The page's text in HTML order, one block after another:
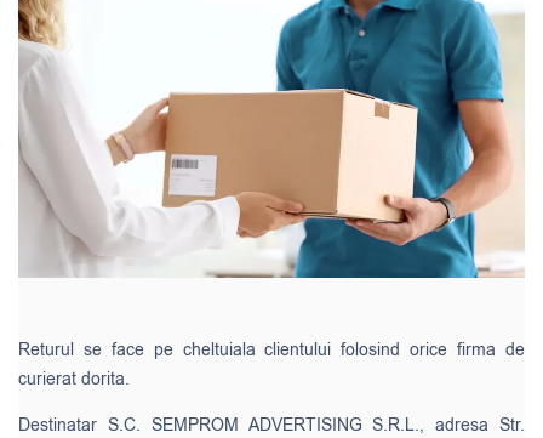
Returul se face pe cheltuiala clientului folosind orice firma de
curierat dorita.
Destinatar S.C. SEMPROM ADVERTISING S.R.L., adresa Str.